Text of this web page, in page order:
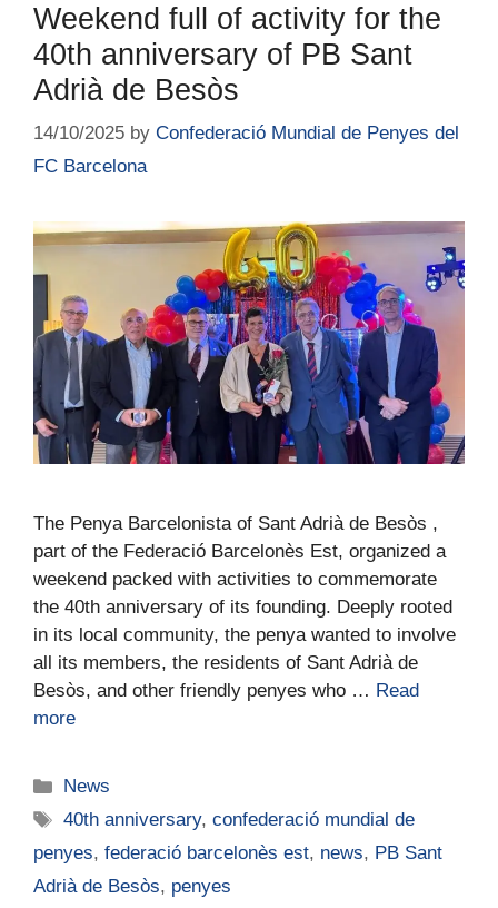
Weekend full of activity for the
40th anniversary of PB Sant
Adrià de Besòs
14/10/2025 by Confederació Mundial de Penyes del
FC Barcelona
The Penya Barcelonista of Sant Adrià de Besòs ,
part of the Federació Barcelonès Est, organized a
weekend packed with activities to commemorate
the 40th anniversary of its founding. Deeply rooted
in its local community, the penya wanted to involve
all its members, the residents of Sant Adrià de
Besòs, and other friendly penyes who … Read
more
News
40th anniversary,confederació mundial de
penyes, federació barcelonès est, news, PB Sant
Adrià de Besòs, penyes